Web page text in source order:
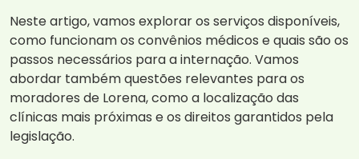
Neste artigo, vamos explorar os serviços disponíveis,
como funcionam os convênios médicos e quais são os
passos necessários para a internação. Vamos
abordar também questões relevantes para os
moradores de Lorena, como a localização das
clínicas mais próximas e os direitos garantidos pela
legislação.